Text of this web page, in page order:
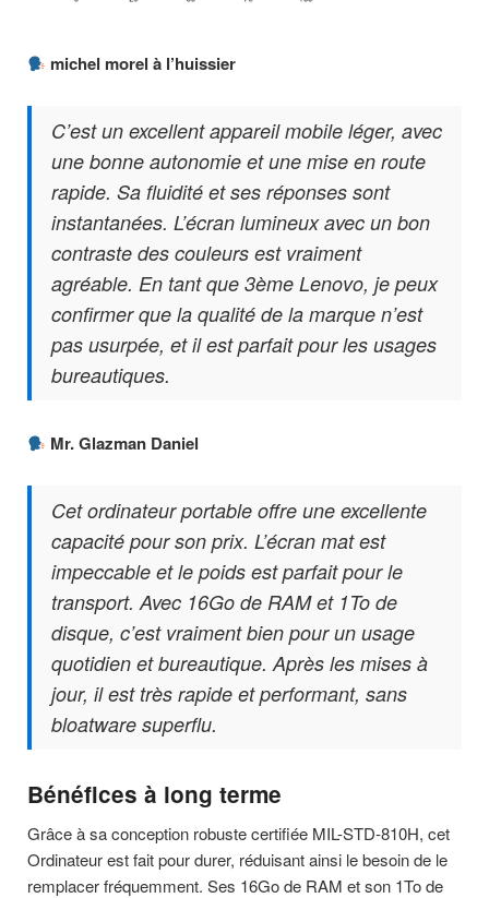
michel morel à l’huissier
C’est un excellent appareil mobile léger, avec
une bonne autonomie et une mise en route
rapide. Sa fluidité et ses réponses sont
instantanées. L’écran lumineux avec un bon
contraste des couleurs est vraiment
agréable. En tant que 3ème Lenovo, je peux
confirmer que la qualité de la marque n’est
pas usurpée, et il est parfait pour les usages
bureautiques.
Mr. Glazman Daniel
Cet ordinateur portable offre une excellente
capacité pour son prix. L’écran mat est
impeccable et le poids est parfait pour le
transport. Avec 16Go de RAM et 1To de
disque, c’est vraiment bien pour un usage
quotidien et bureautique. Après les mises à
jour, il est très rapide et performant, sans
bloatware superflu.
Bénéfices à long terme
Grâce à sa conception robuste certifiée MIL-STD-810H, cet
Ordinateur est fait pour durer, réduisant ainsi le besoin de le
remplacer fréquemment. Ses 16Go de RAM et son 1To de